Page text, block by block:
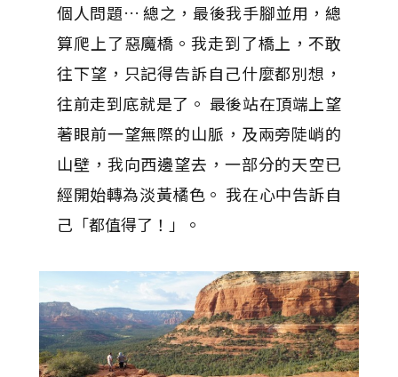
個人問題… 總之，最後我手腳並用，總
算爬上了惡魔橋。我走到了橋上，不敢
往下望，只記得告訴自己什麼都別想，
往前走到底就是了。 最後站在頂端上望
著眼前一望無際的山脈，及兩旁陡峭的
山壁，我向西邊望去，一部分的天空已
經開始轉為淡黃橘色。 我在心中告訴自
己「都值得了！」。